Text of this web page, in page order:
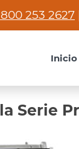
253 2627
Inicio
Serie